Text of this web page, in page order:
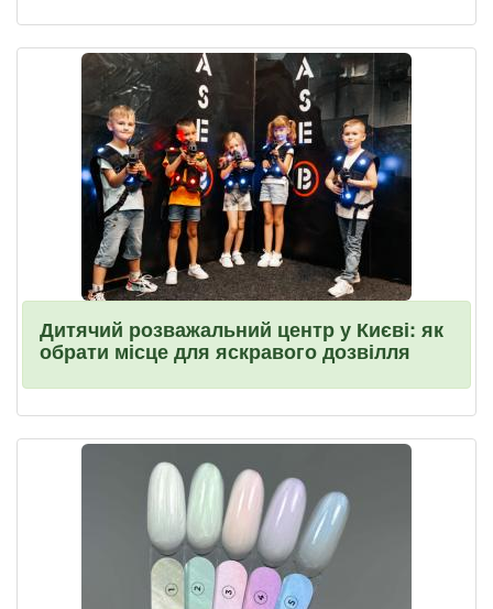
Дитячий розважальний центр у Києві: як
обрати місце для яскравого дозвілля